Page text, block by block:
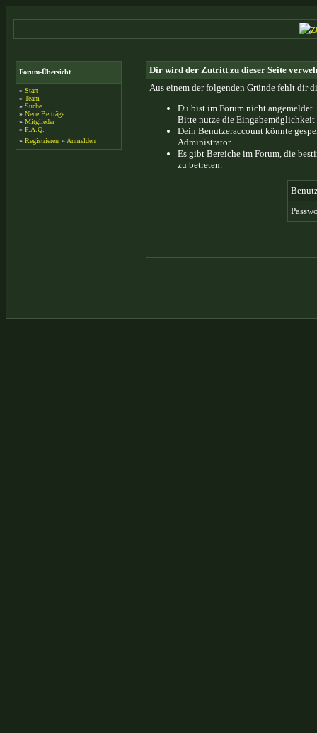
Forum-Übersicht
» Start
» Team
» Suche
» Neue Beiträge
» Mitglieder
» F.A.Q.
» Registrieren » Anmelden
Dir wird der Zutritt zu dieser Seite
Aus einem der folgenden Gründe fehlt dir
Du bist im Forum nicht
Bitte nutze die Eingabemöglichkeit
Dein Benutzeraccount könnte
Administrator.
Es gibt Bereiche im Forum, die
zu betreten.